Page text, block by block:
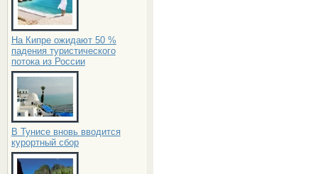
На Кипре ожидают 50 %
падения туристического
потока из России
В Тунисе вновь вводится
курортный сбор